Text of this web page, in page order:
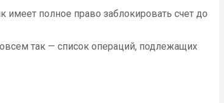
полное право заблокировать счет до
так — список операций, подлежащих